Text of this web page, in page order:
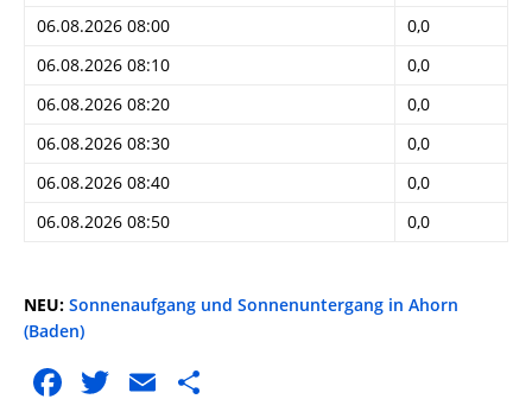
06.08.2026 08:00
0,0
06.08.2026 08:10
0,0
06.08.2026 08:20
0,0
06.08.2026 08:30
0,0
06.08.2026 08:40
0,0
06.08.2026 08:50
0,0
NEU: Sonnenaufgang und Sonnenuntergang in Ahorn
(Baden)
F T E